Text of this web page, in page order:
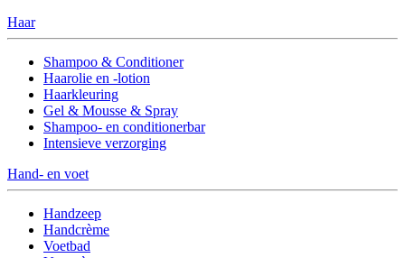
Haar
Shampoo & Conditioner
Haarolie en -lotion
Haarkleuring
Gel & Mousse & Spray
Shampoo- en conditionerbar
Intensieve verzorging
Hand- en voet
Handzeep
Handcrème
Voetbad